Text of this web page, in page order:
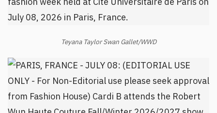
Teyana Taylor Swan Gallet/WWD